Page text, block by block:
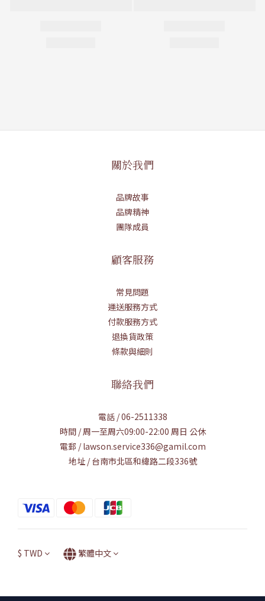
關於我們
品牌故事
品牌精神
團隊成員
顧客服務
常見問題
運送服務方式
付款服務方式
退換貨政策
條款與細則
聯絡我們
電話 / 06-2511338
時間 / 周一至周六09:00-22:00 周日 公休
電郵 / lawson.service336@gamil.com
地址 / 台南市北區和緯路二段336號
$ TWD 繁體中文